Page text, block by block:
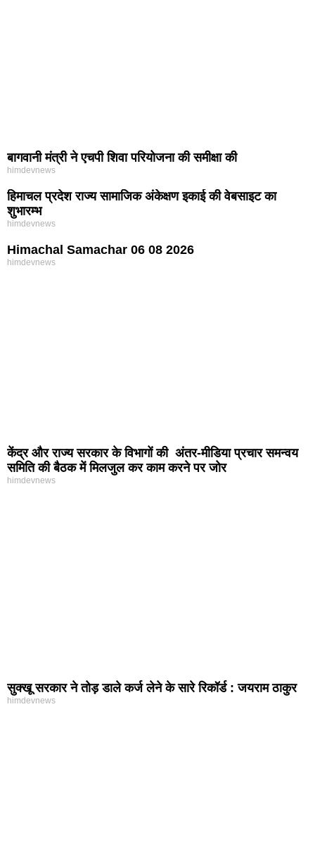
बागवानी मंत्री ने एचपी शिवा परियोजना की समीक्षा की
himdevnews
हिमाचल प्रदेश राज्य सामाजिक अंकेक्षण इकाई की वेबसाइट का
शुभारम्भ
himdevnews
Himachal Samachar 06 08 2026
himdevnews
केंद्र और राज्य सरकार के विभागों की अंतर-मीडिया प्रचार समन्वय
समिति की बैठक में मिलजुल कर काम करने पर जोर
himdevnews
सुक्खू सरकार ने तोड़ डाले कर्ज लेने के सारे रिकॉर्ड : जयराम ठाकुर
himdevnews